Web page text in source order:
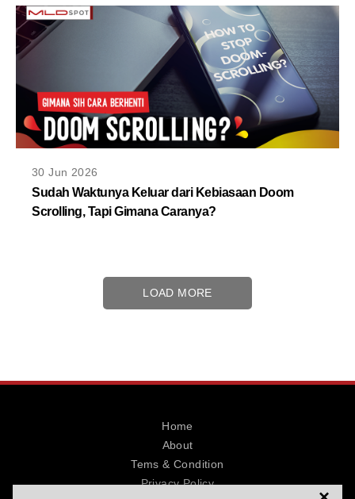
30 Jun 2026
Sudah Waktunya Keluar dari Kebiasaan Doom
Scrolling, Tapi Gimana Caranya?
LOAD MORE
Home
About
Tems & Condition
Privacy Policy